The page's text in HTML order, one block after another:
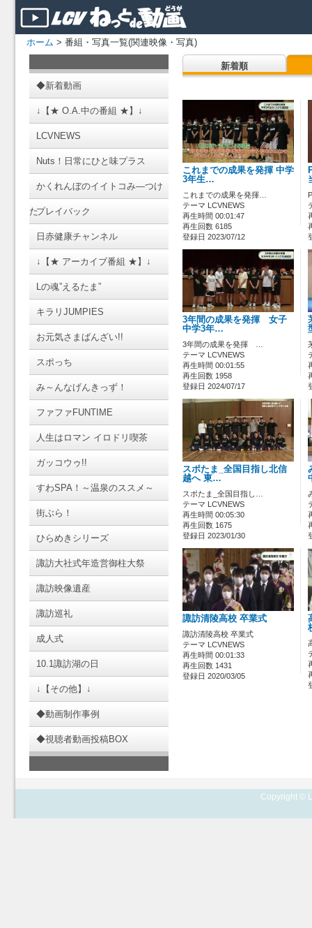
ホーム > 番組・写真一覧(関連映像・写真)
◆新着動画
↓【★ O.A.中の番組 ★】↓
LCVNEWS
Nuts！日常にひと味プラス
かくれんぼのイイトコみ―つけ
たプレイバック
日赤健康チャンネル
↓【★ アーカイブ番組 ★】↓
Lの魂”えるたま”
キラリJUMPIES
お元気さまばんざい!!
スポっち
み～んなげんきっず！
ファファFUNTIME
人生はロマン イロドリ喫茶
ガッコウゥ!!
すわSPA！～温泉のススメ～
街ぶら！
ひらめきシリーズ
諏訪大社式年造営御柱大祭
諏訪映像遺産
諏訪巡礼
成人式
10.1諏訪湖の日
↓【その他】↓
◆動画制作事例
◆視聴者動画投稿BOX
新着順
これまでの成果を発揮 中学
3年生…
これまでの成果を発揮…
テーマ LCVNEWS
再生時間 00:01:47
再生回数 6185
登録日 2023/07/12
3年間の成果を発揮 女子
中学3年…
3年間の成果を発揮 …
テーマ LCVNEWS
再生時間 00:01:55
再生回数 1958
登録日 2024/07/17
スポたま_全国目指し北信
越へ 東…
スポたま_全国目指し…
テーマ LCVNEWS
再生時間 00:05:30
再生回数 1675
登録日 2023/01/30
諏訪清陵高校 卒業式
諏訪清陵高校 卒業式
テーマ LCVNEWS
再生時間 00:01:33
再生回数 1431
登録日 2020/03/05
Copyright ©